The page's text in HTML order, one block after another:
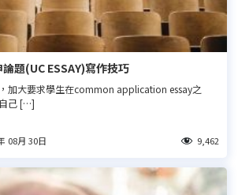
題(UC ESSAY)寫作技巧
加大要求學生在common application essay之
己 […]
08月 30日 9,462